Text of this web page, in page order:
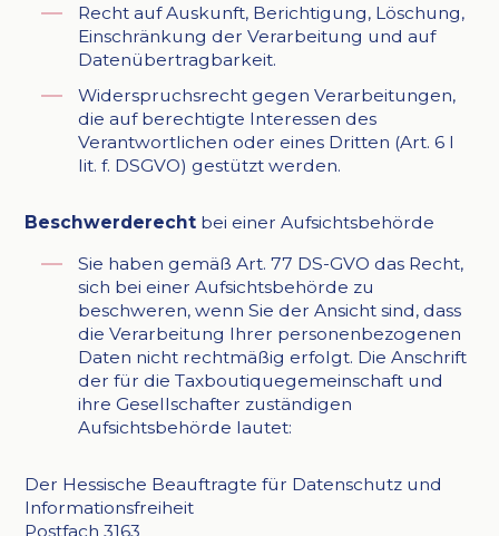
Recht auf Auskunft, Berichtigung, Löschung,
Einschränkung der Verarbeitung und auf
Datenübertragbarkeit.
Widerspruchsrecht gegen Verarbeitungen,
die auf berechtigte Interessen des
Verantwortlichen oder eines Dritten (Art. 6 I
lit. f. DSGVO) gestützt werden.
Beschwerderecht bei einer Aufsichtsbehörde
Sie haben gemäß Art. 77 DS-GVO das Recht,
sich bei einer Aufsichtsbehörde zu
beschweren, wenn Sie der Ansicht sind, dass
die Verarbeitung Ihrer personenbezogenen
Daten nicht rechtmäßig erfolgt. Die Anschrift
der für die Taxboutiquegemeinschaft und
ihre Gesellschafter zuständigen
Aufsichtsbehörde lautet:
Der Hessische Beauftragte für Datenschutz und
Informationsfreiheit
Postfach 3163